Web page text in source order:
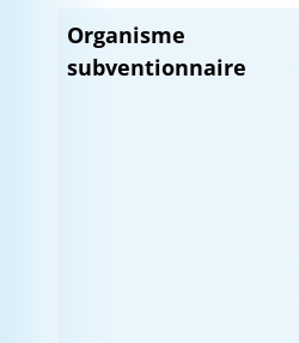
Organisme
subventionnaire